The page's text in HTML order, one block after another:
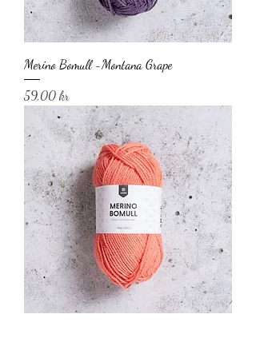
Merino Bomull -Montana Grape
Pris
59,00 kr